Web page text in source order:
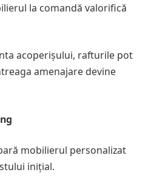
la comandă valorifică
acoperișului, rafturile pot
amenajare devine
mobilierul personalizat
inițial.